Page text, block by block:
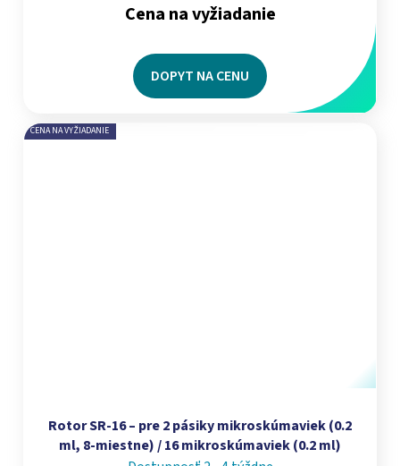
Cena na vyžiadanie
DOPYT NA CENU
CENA NA VYŽIADANIE
Rotor SR-16 – pre 2 pásiky mikroskúmaviek (0.2
ml, 8-miestne) / 16 mikroskúmaviek (0.2 ml)